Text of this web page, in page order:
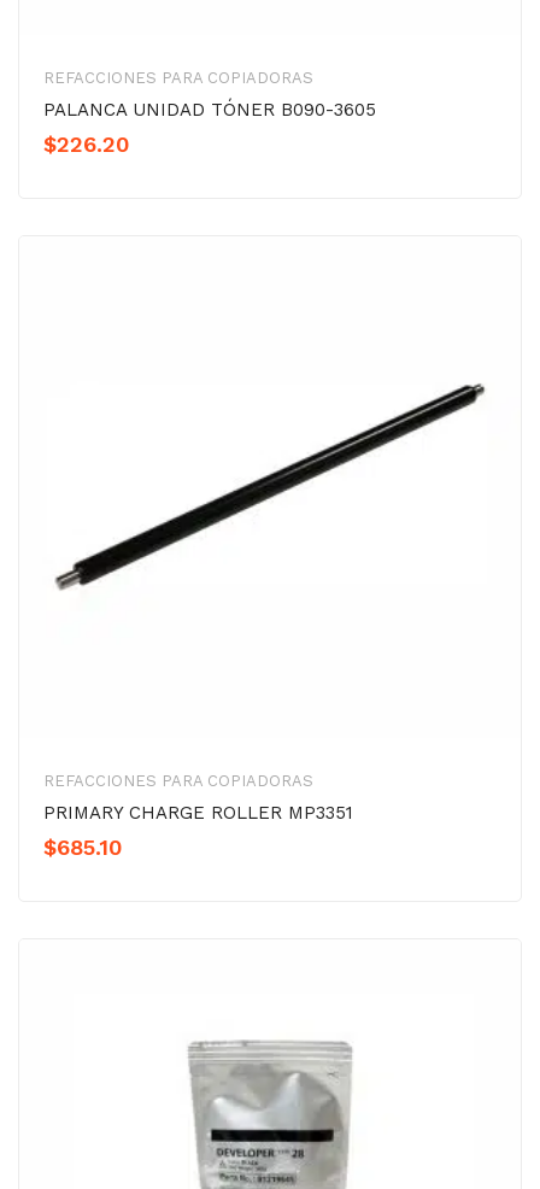
REFACCIONES PARA COPIADORAS
PALANCA UNIDAD TÓNER B090-3605
$226.20
REFACCIONES PARA COPIADORAS
PRIMARY CHARGE ROLLER MP3351
$685.10